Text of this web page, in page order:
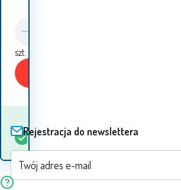
szt.
W
1 szt.
Kiedy otrzymam
towar? 12.08. - 13.08.
Rejestracja do newslettera